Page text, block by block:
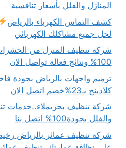
المنازل والفلل بأسعار تنافسية
كشف التماس الكهرباء بالرياض
لحل جميع مشاكلك الكهربائي
شركة تنظيف المنزل من
100% ونتائج فعالة تواصل الان
كلادينج بـ23%خصم اتصل الان
شركة تنظيف بحريملاء..خدمات
والفلل بجودة100% اتصل بنا